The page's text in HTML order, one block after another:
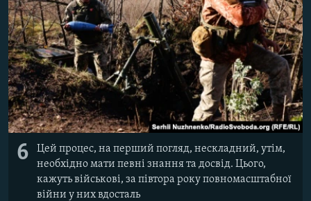
6
Цей процес, на перший погляд, нескладний, утім,
необхідно мати певні знання та досвід. Цього,
кажуть військові, за півтора року повномасштабної
війни у них вдосталь